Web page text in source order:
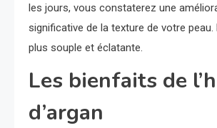
les jours, vous constaterez une
significative de la texture de votre peau.
plus souple et éclatante.
Les bienfaits de
d’argan